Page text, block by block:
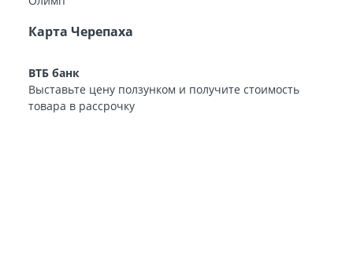
Карта Черепаха
ВТБ банк
Выставьте цену ползунком и получите стоимость
товара в рассрочку